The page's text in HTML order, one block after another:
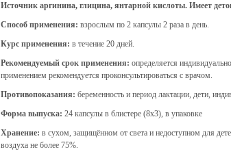
Источник аргинина, глицина, янтарной кислоты. Имеет
Способ применения: взрослым по 2 капсулы 2 раза в день.
Курс применения: в течение 20 дней.
Рекомендуемый срок применения: определяется
применением рекомендуется проконсультироваться с врачом.
Противопоказания: беременность и период лактации, дети,
Форма выпуска: 24 капсулы в блистере (8х3), в упаковке
Хранение: в сухом, защищённом от света и недоступном для
воздуха не более 75%.